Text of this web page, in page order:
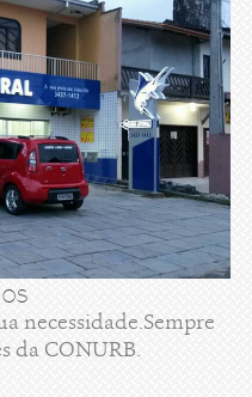
necessidade.Sempre
da CONURB.